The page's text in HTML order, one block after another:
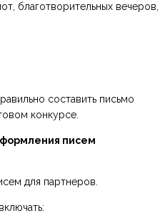
благотворительных вечеров,
составить письмо
конкурсе.
писем
для партнеров.